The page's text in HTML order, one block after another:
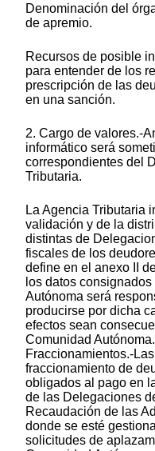
Denominación del
de apremio.
Recursos de posible
para entender de los
prescripción de las
en una sanción.
2. Cargo de valores.-
informático será
correspondientes del
Tributaria.
La Agencia Tributaria
validación y de la
distintas de
fiscales de los
define en el anexo II
los datos
Autónoma será
producirse por dicha
efectos sean
Comunidad
Fraccionamientos.-
fraccionamiento de
obligados al pago en
de las Delegaciones
Recaudación de las
donde se esté
solicitudes de